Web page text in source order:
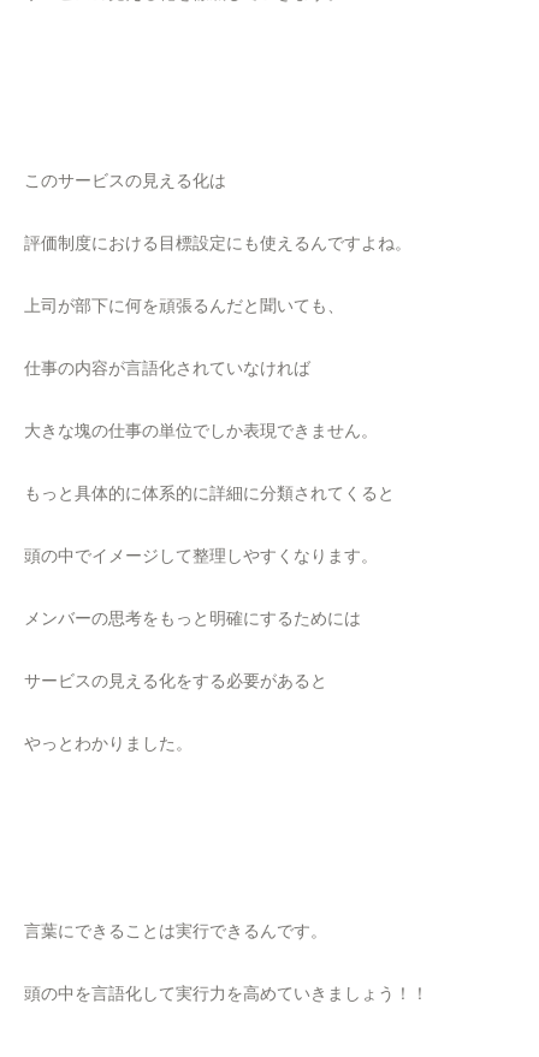
このサービスの見える化は
評価制度における目標設定にも使えるんですよね。
上司が部下に何を頑張るんだと聞いても、
仕事の内容が言語化されていなければ
大きな塊の仕事の単位でしか表現できません。
もっと具体的に体系的に詳細に分類されてくると
頭の中でイメージして整理しやすくなります。
メンバーの思考をもっと明確にするためには
サービスの見える化をする必要があると
やっとわかりました。
言葉にできることは実行できるんです。
頭の中を言語化して実行力を高めていきましょう！！